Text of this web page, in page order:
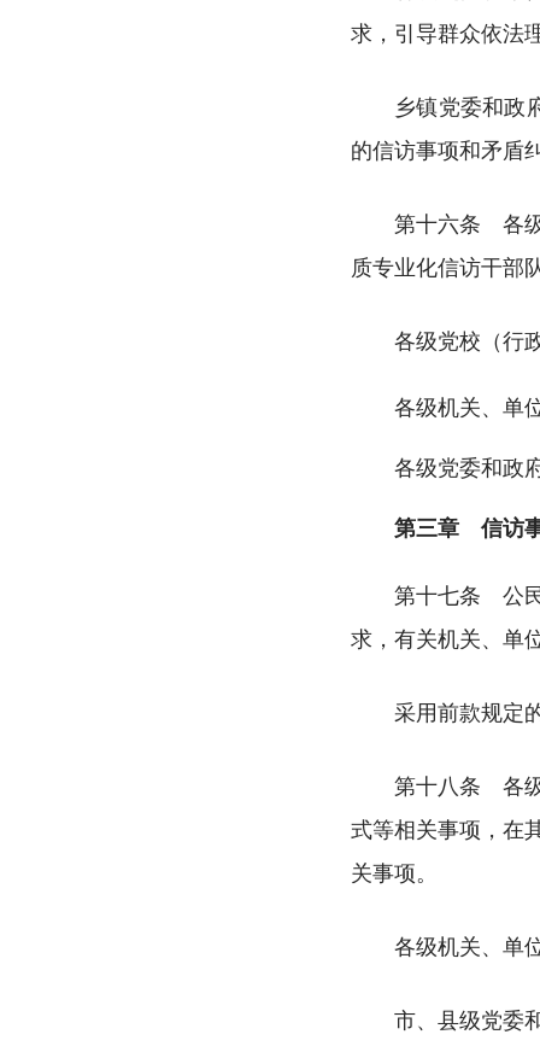
求，引导群众依法
乡镇党委和政
的信访事项和矛盾
第十六条 各级
质专业化信访干部
各级党校（行
各级机关、单位
各级党委和政府
第三章 信访事
第十七条 公
求，有关机关、单
采用前款规定
第十八条 各
式等相关事项，在
关事项。
各级机关、单
市、县级党委